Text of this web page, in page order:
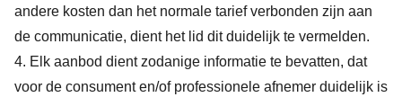
andere kosten dan het normale tarief verbonden zijn aan
de communicatie, dient het lid dit duidelijk te vermelden.
4. Elk aanbod dient zodanige informatie te bevatten, dat
voor de consument en/of professionele afnemer duidelijk is